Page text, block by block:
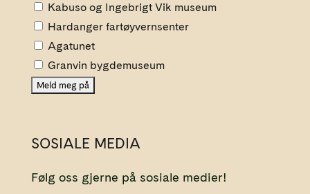
Kabuso og Ingebrigt Vik museum
Hardanger fartøyvernsenter
Agatunet
Granvin bygdemuseum
SOSIALE MEDIA
Følg oss gjerne på sosiale medier!